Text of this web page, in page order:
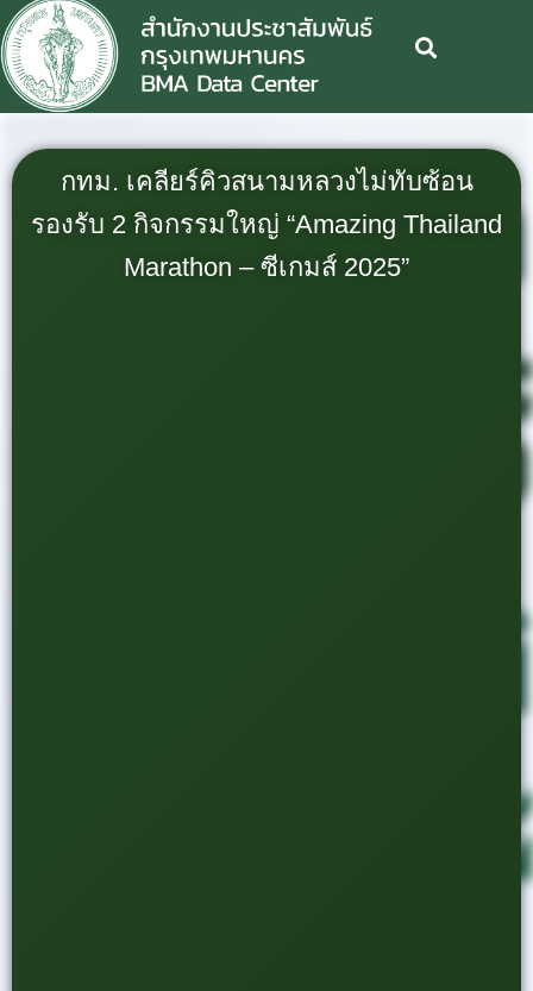
กทม. เคลียร์คิวสนามหลวงไม่ทับซ้อน
รองรับ 2 กิจกรรมใหญ่ “Amazing Thailand
Marathon – ซีเกมส์ 2025”